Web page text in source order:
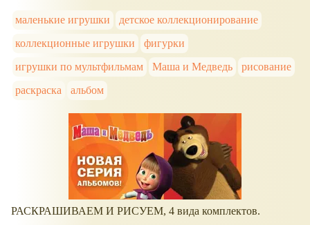
маленькие игрушки
детское коллекционирование
коллекционные игрушки
фигурки
игрушки по мультфильмам
Маша и Медведь
рисование
раскраска
альбом
РАСКРАШИВАЕМ И РИСУЕМ, 4 вида комплектов.